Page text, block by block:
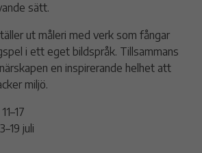
sätt.
ut måleri med verk som fångar
i ett eget bildspråk. Tillsammans
en inspirerande helhet att
miljö.
juli